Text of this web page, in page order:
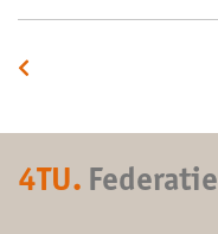
4TU. Federatie